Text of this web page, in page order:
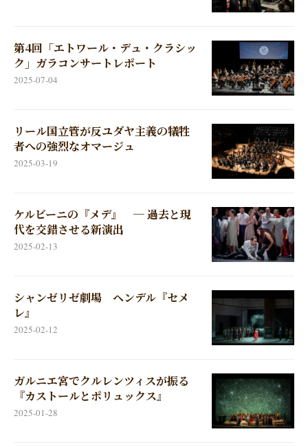
第4回「エトワール・デュ・クラシッ
ク」ガラコンサートレポート
2025-07-04
リール国立管が反ユダヤ主義の犠牲
者への強烈なオマージュ
2025-03-19
ケルビーニの『メデ』 ─ 過去と現
代を交錯させる新演出
2025-02-13
シャンゼリゼ劇場 ヘンデル『セメ
レ』
2025-02-12
ガルニエ宮でクルレンツィスが振る
『カストールとポリュックス』
2025-01-28